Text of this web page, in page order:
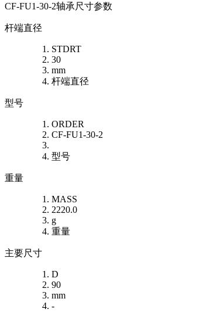
CF-FU1-30-2轴承尺寸参数
杆端直径
STDRT
30
mm
杆端直径
型号
ORDER
CF-FU1-30-2
型号
重量
MASS
2220.0
g
重量
主要尺寸
D
90
mm
-